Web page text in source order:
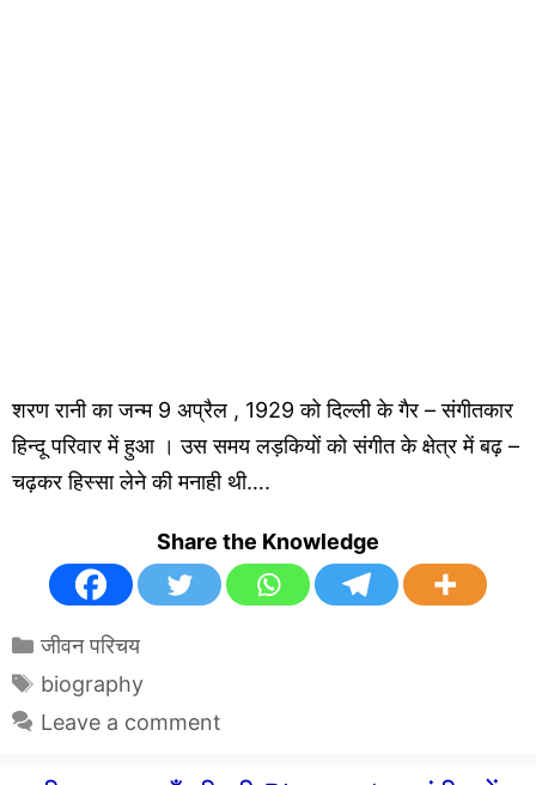
शरण रानी का जन्म 9 अप्रैल , 1929 को दिल्ली के गैर – संगीतकार
हिन्दू परिवार में हुआ । उस समय लड़कियों को संगीत के क्षेत्र में बढ़ –
चढ़कर हिस्सा लेने की मनाही थी….
Share the Knowledge
Categories
जीवन परिचय
Tags
biography
Leave a comment